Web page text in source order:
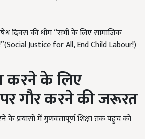
दिवस की थीम“सभी के लिए सामाजिक
”(Social Justice for All, End Child Labour!)
करने के लिए
गौर करने की जरूरत
के प्रयासों में गुणवत्तापूर्ण शिक्षा तक पहुंच को